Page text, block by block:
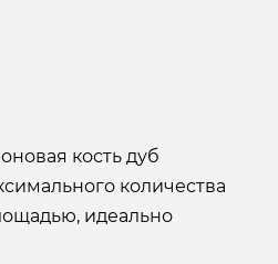
кость дуб
количества
идеально